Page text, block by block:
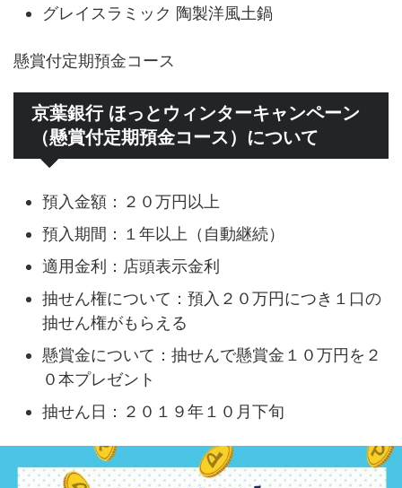
グレイスラミック 陶製洋風土鍋
懸賞付定期預金コース
京葉銀行 ほっとウィンターキャンペーン
（懸賞付定期預金コース）について
預入金額：２０万円以上
預入期間：１年以上（自動継続）
適用金利：店頭表示金利
抽せん権について：預入２０万円につき１口の
抽せん権がもらえる
懸賞金について：抽せんで懸賞金１０万円を２
０本プレゼント
抽せん日：２０１９年１０月下旬